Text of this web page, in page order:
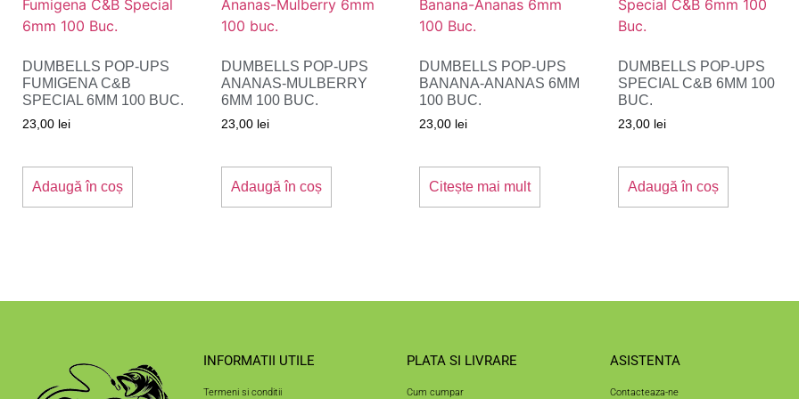
DUMBELLS POP-UPS
FUMIGENA C&B
SPECIAL 6MM 100 BUC.
23,00 lei
Adaugă în coș
DUMBELLS POP-UPS
ANANAS-MULBERRY
6MM 100 BUC.
23,00 lei
Adaugă în coș
DUMBELLS POP-UPS
BANANA-ANANAS 6MM
100 BUC.
23,00 lei
Citește mai mult
DUMBELLS POP-UPS
SPECIAL C&B 6MM 100
BUC.
23,00 lei
Adaugă în coș
INFORMATII UTILE
Termeni si conditii
PLATA SI LIVRARE
Cum cumpar
ASISTENTA
Contacteaza-ne